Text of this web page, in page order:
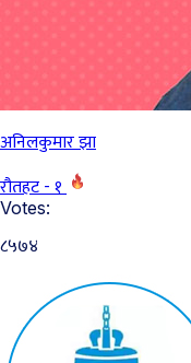
अनिलकुमार झा
रौतहट - १
Votes:
८५७४